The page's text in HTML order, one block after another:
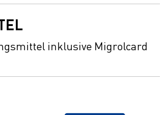
inklusive Migrolcard